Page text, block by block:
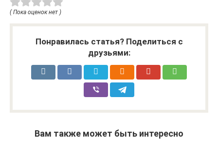
( Пока оценок нет )
Понравилась статья? Поделиться с
друзьями:
Вам также может быть интересно